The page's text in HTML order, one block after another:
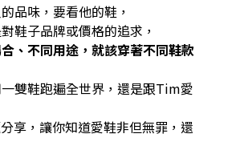
品味，要看他的鞋，
鞋子品牌或價格的追求，
、不同用途，就該穿著不同鞋款
雙鞋跑遍全世界，還是跟Tim愛
享，讓你知道愛鞋非但無罪，還